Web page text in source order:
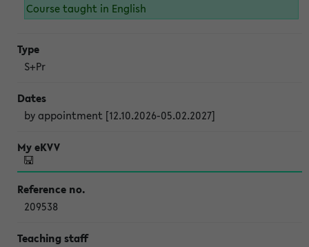
Course taught in English
S+Pr
by appointment [12.10.2026-05.02.2027]
209538